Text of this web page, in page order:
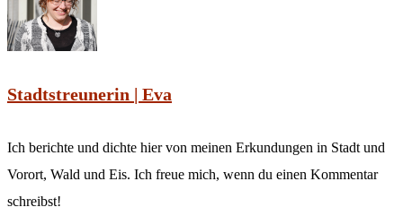
Stadtstreunerin | Eva
Ich berichte und dichte hier von meinen Erkundungen in Stadt und
Vorort, Wald und Eis. Ich freue mich, wenn du einen Kommentar
schreibst!